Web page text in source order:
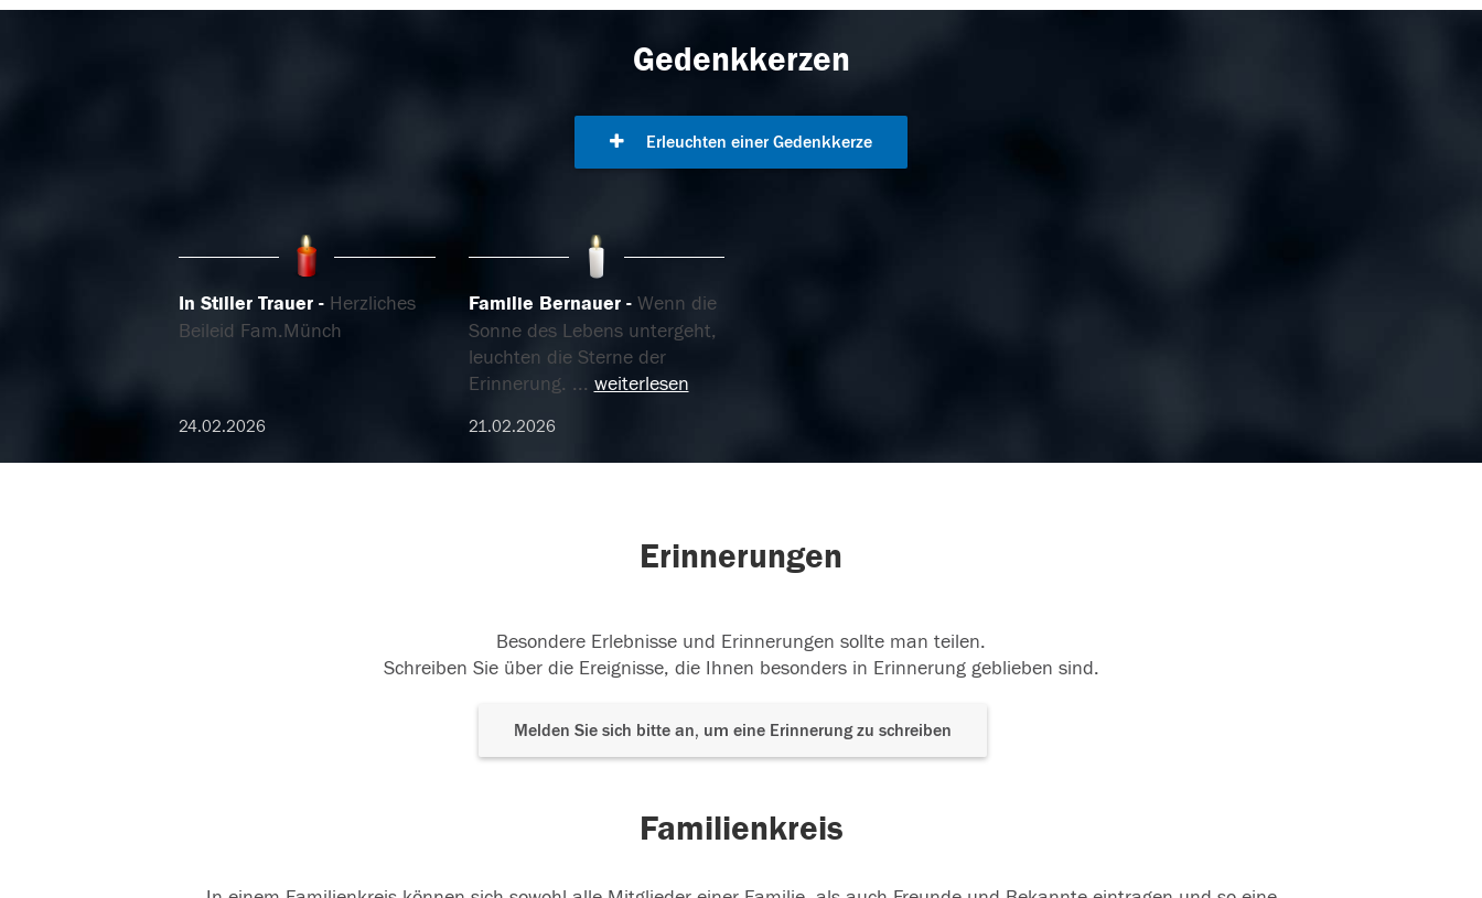
Gedenkkerzen
Erleuchten einer Gedenkkerze
In Stiller Trauer
Herzliches
Beileid Fam.Münch
24.02.2026
Familie Bernauer
Wenn die
Sonne des Lebens untergeht,
leuchten die Sterne der
Erinnerung. ... weiterlesen
21.02.2026
Erinnerungen
Besondere Erlebnisse und Erinnerungen sollte man teilen.
Schreiben Sie über die Ereignisse, die Ihnen besonders in Erinnerung geblieben sind.
Melden Sie sich bitte an, um eine Erinnerung zu schreiben
Familienkreis